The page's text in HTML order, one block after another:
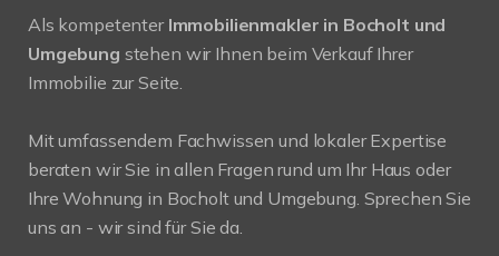
Als kompetenter Immobilienmakler in Bocholt und
Umgebung stehen wir Ihnen beim Verkauf Ihrer
Immobilie zur Seite.
Mit umfassendem Fachwissen und lokaler Expertise
beraten wir Sie in allen Fragen rund um Ihr Haus oder
Ihre Wohnung in Bocholt und Umgebung. Sprechen Sie
uns an - wir sind für Sie da.